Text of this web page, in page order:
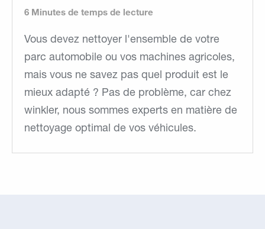
6 Minutes de temps de lecture
Vous devez nettoyer l'ensemble de votre
parc automobile ou vos machines agricoles,
mais vous ne savez pas quel produit est le
mieux adapté ? Pas de problème, car chez
winkler, nous sommes experts en matière de
nettoyage optimal de vos véhicules.